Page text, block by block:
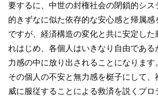
要するに、中世の封権社会の閉鎖的シス
的きずなに似た依存的な安心感と帰属感
ですが、経済構造の変化と共に安定した
れはじめ、各個人はいきなり自由である
力感の中に放り出されることになります
その個人の不安と無力感を梃子にして、
威に服従することによる救済を説くプロ